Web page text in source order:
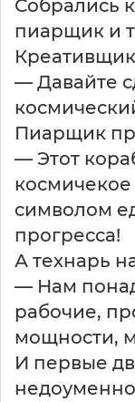
Собрались
пиарщик и
— Давайте
Пиарщик
— Этот
космичекое
символом
прогресса!
А технарь
— Нам
рабочие,
мощности,
И первые